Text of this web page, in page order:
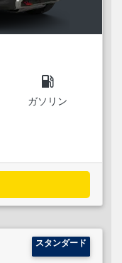
local_gas_station
ガソリン
スタンダード